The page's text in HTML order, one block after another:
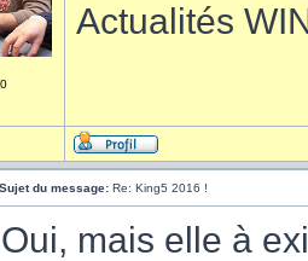
Actualités
Sujet du message: Re: King5 2016 !
Oui, mais elle à